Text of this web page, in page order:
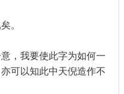
。
，我要使此字为如何一
可以知此中天倪造作不